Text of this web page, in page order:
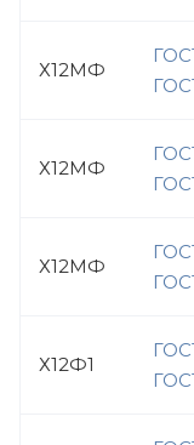
Х12МФ
Х12МФ
Х12МФ
Х12Ф1